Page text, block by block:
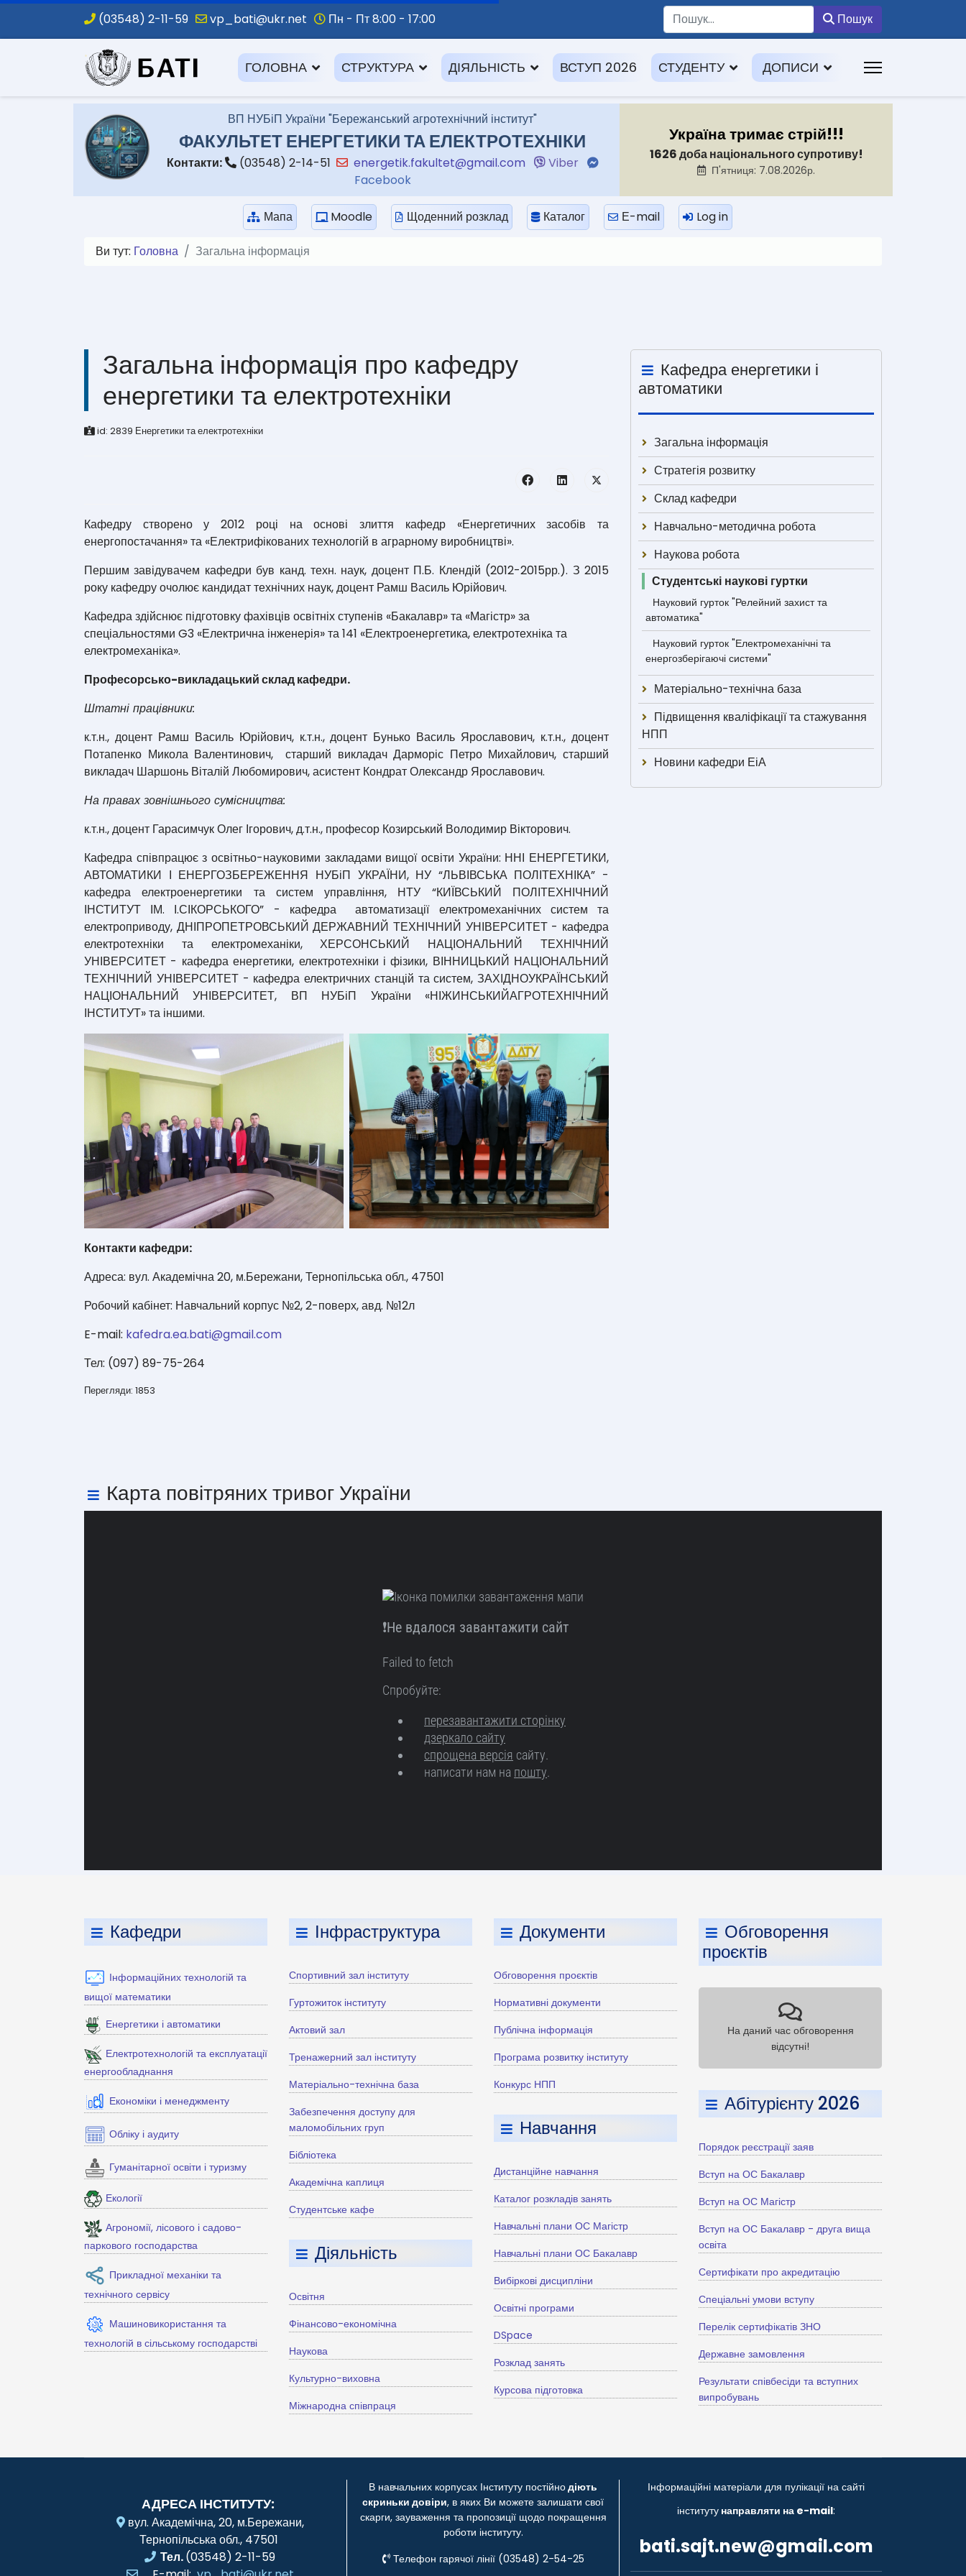
(03548) 2-11-59 vp_bati@ukr.net Пн - Пт 8:00 - 17:00 Пошук
.
ГОЛОВНА СТРУКТУРА ДІЯЛЬНІСТЬ ВСТУП 2026 СТУДЕНТУ ДОПИСИ
ВП НУБіП України "Бережанський агротехнічний інститут"
ФАКУЛЬТЕТ ЕНЕРГЕТИКИ ТА ЕЛЕКТРОТЕХНІКИ
Контакти: (03548) 2-14-51 energetik.fakultet@gmail.com
Viber
Facebook
Україна тримає стрій!!!
1626 доба національного супротиву!
П'ятниця: 7.08.2026р.
Мапа Moodle Щоденний розклад Каталог Е-mail Log in
Ви тут: Головна Загальна інформація
Загальна інформація про кафедру
енергетики та електротехніки
id: 2839 Енергетики та електротехніки
Кафедру створено у 2012 році на основі злиття кафедр «Енергетичних засобів та
енергопостачання» та «Електрифікованих технологій в аграрному виробництві».
Першим завідувачем кафедри був канд. техн. наук, доцент П.Б. Клендій (2012-2015рр.). З 2015
року кафедру очолює кандидат технічних наук, доцент Рамш Василь Юрійович.
Кафедра здійснює підготовку фахівців освітніх ступенів «Бакалавр» та «Магістр» за
спеціальностями G3 «Електрична інженерія» та 141 «Електроенергетика, електротехніка та
електромеханіка».
Професорсько-викладацький склад кафедри.
Штатні працівники:
к.т.н., доцент Рамш Василь Юрійович, к.т.н., доцент Бунько Василь Ярославович, к.т.н., доцент
Потапенко Микола Валентинович, старший викладач Дарморіс Петро Михайлович, старший
викладач Шаршонь Віталій Любомирович, асистент Кондрат Олександр Ярославович.
На правах зовнішнього сумісництва:
к.т.н., доцент Гарасимчук Олег Ігорович, д.т.н., професор Козирський Володимир Вікторович.
Кафедра співпрацює з освітньо-науковими закладами вищої освіти України: ННІ ЕНЕРГЕТИКИ,
АВТОМАТИКИ І ЕНЕРГОЗБЕРЕЖЕННЯ НУБіП УКРАЇНИ, НУ “ЛЬВІВСЬКА ПОЛІТЕХНІКА” -
кафедра електроенергетики та систем управління, НТУ “КИЇВСЬКИЙ ПОЛІТЕХНІЧНИЙ
ІНСТИТУТ ІМ. І.СІКОРСЬКОГО” - кафедра автоматизації електромеханічних систем та
електроприводу, ДНІПРОПЕТРОВСЬКИЙ ДЕРЖАВНИЙ ТЕХНІЧНИЙ УНІВЕРСИТЕТ - кафедра
електротехніки та електромеханіки, ХЕРСОНСЬКИЙ НАЦІОНАЛЬНИЙ ТЕХНІЧНИЙ
УНІВЕРСИТЕТ - кафедра енергетики, електротехніки і фізики, ВІННИЦЬКИЙ НАЦІОНАЛЬНИЙ
ТЕХНІЧНИЙ УНІВЕРСИТЕТ - кафедра електричних станцій та систем, ЗАХІДНОУКРАЇНСЬКИЙ
НАЦІОНАЛЬНИЙ УНІВЕРСИТЕТ, ВП НУБіП України «НІЖИНСЬКИЙАГРОТЕХНІЧНИЙ
ІНСТИТУТ» та іншими.
Контакти кафедри:
Адреса: вул. Академічна 20, м.Бережани, Тернопільська обл., 47501
Робочий кабінет: Навчальний корпус №2, 2-поверх, авд. №12л
E-mail: kafedra.ea.bati@gmail.com
Тел: (097) 89-75-264
Перегляди: 1853
Кафедра енергетики і
автоматики
Загальна інформація
Стратегія розвитку
Склад кафедри
Навчально-методична робота
Наукова робота
Студентські наукові гуртки
Науковий гурток "Релейний захист та
автоматика"
Науковий гурток "Електромеханічні та
енергозберігаючі системи"
Матеріально-технічна база
Підвищення кваліфікації та стажування
НПП
Новини кафедри ЕіА
Карта повітряних тривог України
Кафедри
Інформаційних технологій та
вищої математики
Енергетики і автоматики
Електротехнологій та експлуатації
енергообладнання
Економіки і менеджменту
Обліку і аудиту
Гуманітарної освіти і туризму
Екології
Агрономії, лісового і садово-
паркового господарства
Прикладної механіки та
технічного сервісу
Машиновикористання та
технологій в сільському господарстві
Інфраструктура
Спортивний зал інституту
Гуртожиток інституту
Актовий зал
Тренажерний зал інституту
Матеріально-технічна база
Забезпечення доступу для
маломобільних груп
Бібліотека
Академічна каплиця
Студентське кафе
Діяльність
Освітня
Фінансово-економічна
Наукова
Культурно-виховна
Міжнародна співпраця
Документи
Обговорення проєктів
Нормативні документи
Публічна інформація
Програма розвитку інституту
Конкурс НПП
Навчання
Дистанційне навчання
Каталог розкладів занять
Навчальні плани ОС Магістр
Навчальні плани ОС Бакалавр
Вибіркові дисципліни
Освітні програми
DSpace
Розклад занять
Курсова підготовка
Обговорення
проєктів
На даний час обговорення
відсутні!
Абітурієнту 2026
Порядок реєстрації заяв
Вступ на ОС Бакалавр
Вступ на ОС Магістр
Вступ на ОС Бакалавр - друга вища
освіта
Сертифікати про акредитацію
Спеціальні умови вступу
Перелік сертифікатів ЗНО
Державне замовлення
Результати співбесіди та вступних
випробувань
АДРЕСА ІНСТИТУТУ:
вул. Академічна, 20, м.Бережани,
Тернопільська обл., 47501
Тел.(03548) 2-11-59
В навчальних корпусах Інституту постійнодіють
скриньки довіри, в яких Ви можете залишати свої
скарги, зауваження та пропозиції щодо покращення
роботи інституту.
Телефон гарячої лінії (03548) 2-54-25
Інформаційні матеріали для пулікації на сайті
інституту направляти на e-mail:
bati.sajt.new@gmail.com